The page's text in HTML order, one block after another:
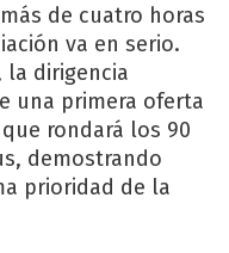
de cuatro horas
va en serio.
la dirigencia
una primera oferta
rondará los 90
demostrando
prioridad de la